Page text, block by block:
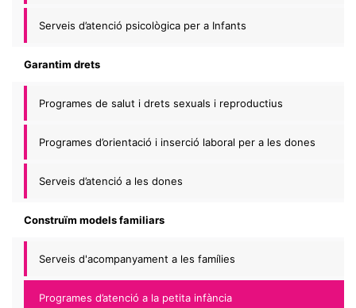
Serveis d’atenció psicològica per a Infants
Garantim drets
Programes de salut i drets sexuals i reproductius
Programes d’orientació i inserció laboral per a les dones
Serveis d’atenció a les dones
Construïm models familiars
Serveis d'acompanyament a les famílies
Programes d’atenció a la petita infància